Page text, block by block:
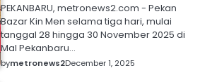
PEKANBARU, metronews2.com - Pekan
Bazar Kin Men selama tiga hari, mulai
tanggal 28 hingga 30 November 2025 di
Mal Pekanbaru…
bymetronews2December 1, 2025